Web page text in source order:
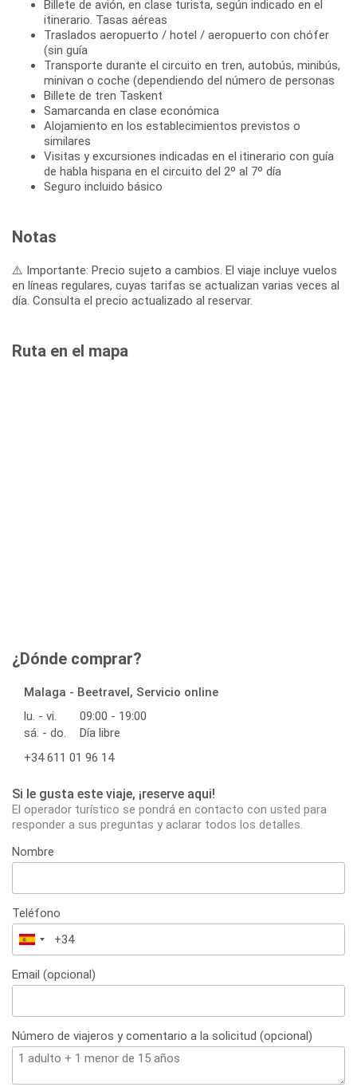
Billete de avión, en clase turista, según indicado en el
itinerario. Tasas aéreas
Traslados aeropuerto / hotel / aeropuerto con chófer
(sin guía
Transporte durante el circuito en tren, autobús, minibús,
minivan o coche (dependiendo del número de personas
Billete de tren Taskent
Samarcanda en clase económica
Alojamiento en los establecimientos previstos o
similares
Visitas y excursiones indicadas en el itinerario con guía
de habla hispana en el circuito del 2º al 7º día
Seguro incluido básico
Notas
⚠️ Importante: Precio sujeto a cambios. El viaje incluye vuelos
en líneas regulares, cuyas tarifas se actualizan varias veces al
día. Consulta el precio actualizado al reservar.
Ruta en el mapa
¿Dónde comprar?
Malaga - Beetravel, Servicio online
lu. - vi.
09:00 - 19:00
sá. - do.
Día libre
+34 611 01 96 14
Si le gusta este viaje, ¡reserve aqui!
El operador turístico se pondrá en contacto con usted para
responder a sus preguntas y aclarar todos los detalles.
Nombre
Teléfono
España
+34
Email (opcional)
Número de viajeros y comentario a la solicitud (opcional)